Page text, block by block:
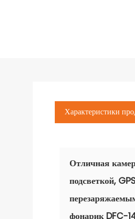
Характеристики
Отличная
подсветкой,
фонарик DFC-